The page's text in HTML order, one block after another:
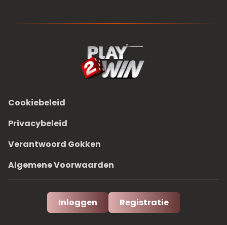
Cookiebeleid
Privacybeleid
Verantwoord Gokken
Algemene Voorwaarden
Inloggen Registratie